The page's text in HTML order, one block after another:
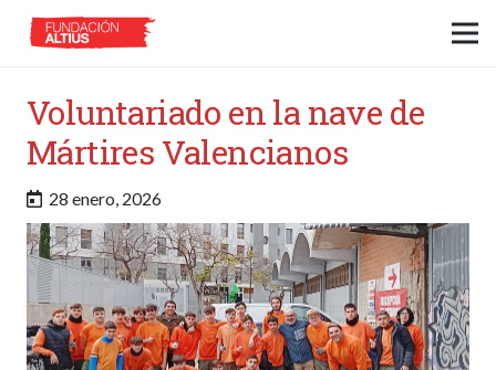
Voluntariado en la nave de
Mártires Valencianos
28 enero, 2026